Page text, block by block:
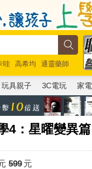
哇 高希均
通靈藥師
玩具親子 3C電玩 家電
4：星曜變異篇
599元